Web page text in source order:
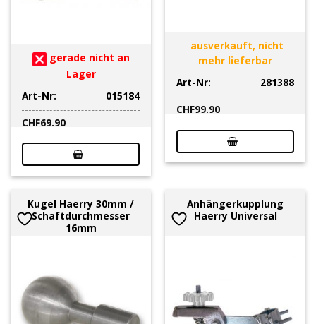
gerade nicht an
Lager
Art-Nr:
015184
CHF69.90
ausverkauft, nicht
mehr lieferbar
Art-Nr:
281388
CHF99.90
Kugel Haerry 30mm /
Schaftdurchmesser
16mm
Anhängerkupplung
Haerry Universal